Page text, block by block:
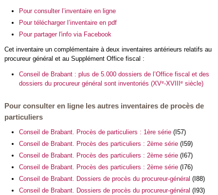
Pour consulter l’inventaire en ligne
Pour télécharger l’inventaire en pdf
Pour partager l'info via Facebook
Cet inventaire un complémentaire à deux inventaires antérieurs relatifs au
procureur général et au Supplément Office fiscal :
Conseil de Brabant : plus de 5.000 dossiers de l’Office fiscal et des
dossiers du procureur général sont inventoriés (XVe-XVIII esiècle)
Pour consulter en ligne les autres inventaires de procès de
particuliers
Conseil de Brabant. Procès de particuliers : 1ère série(I57)
Conseil de Brabant. Procès des particuliers : 2ème série(I59)
Conseil de Brabant. Procès des particuliers : 2ème série(I67)
Conseil de Brabant. Procès des particuliers : 2ème série(I76)
Conseil de Brabant. Dossiers de procès du procureur-général (I88)
Conseil de Brabant. Dossiers de procès du procureur-général (I93)